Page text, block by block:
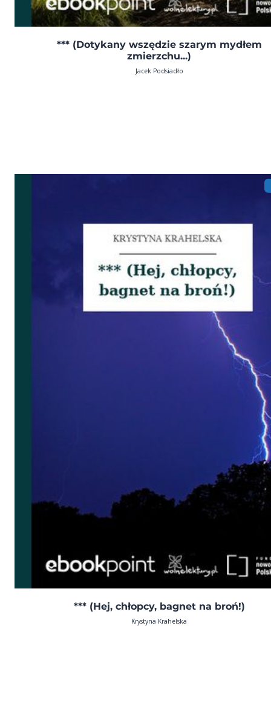
*** (Dotykany wszędzie szarym mydłem
zmierzchu...)
Jacek Podsiadło
*** (Hej, chłopcy, bagnet na broń!)
Krystyna Krahelska